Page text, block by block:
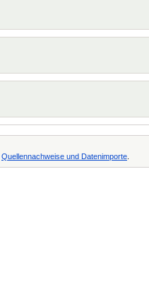
Quellennachweise und Datenimporte